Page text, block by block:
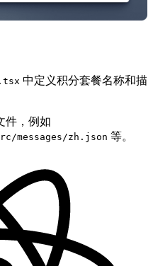
中定义积分套餐名称和描
件，例如
messages/zh.json 等。